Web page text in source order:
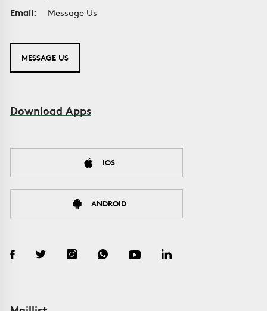
Email:
Message Us
MESSAGE US
Download Apps
IOS
ANDROID